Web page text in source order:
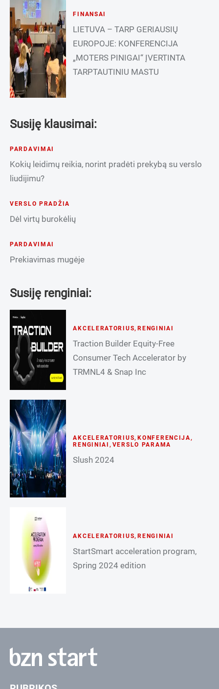
FINANSAI
LIETUVA – TARP GERIAUSIŲ
EUROPOJE: KONFERENCIJA
„MOTERS PINIGAI“ ĮVERTINTA
TARPTAUTINIU MASTU
Susiję klausimai:
PARDAVIMAI
Kokių leidimų reikia, norint pradėti prekybą su verslo
liudijimu?
VERSLO PRADŽIA
Dėl virtų burokėlių
PARDAVIMAI
Prekiavimas mugėje
Susiję renginiai:
AKCELERATORIUS, RENGINIAI
Traction Builder Equity-Free
Consumer Tech Accelerator by
TRMNL4 & Snap Inc
AKCELERATORIUS, KONFERENCIJA,
RENGINIAI , VERSLO PARAMA
Slush 2024
AKCELERATORIUS, RENGINIAI
StartSmart acceleration program,
Spring 2024 edition